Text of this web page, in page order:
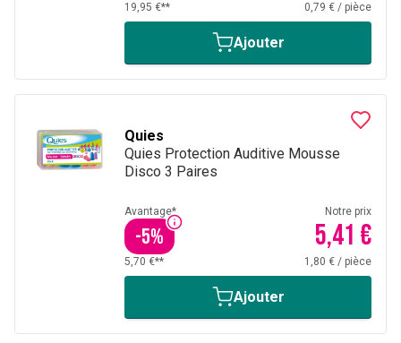
19,95 €** 0,79 € / pièce
Ajouter
Quies
Quies Protection Auditive Mousse
Disco 3 Paires
Avantage*
-5%
Notre prix
5,41 €
5,70 €** 1,80 € / pièce
Ajouter